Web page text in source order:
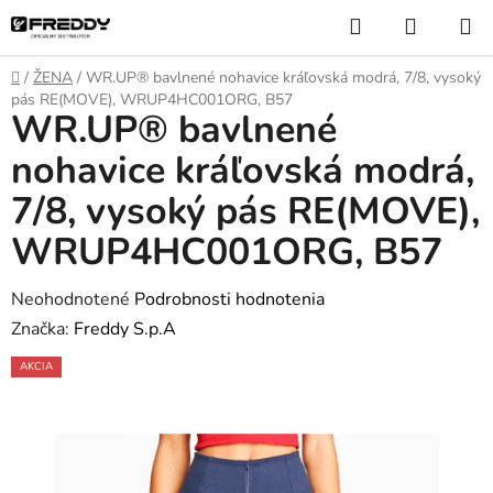
Prejsť
na
obsah
Hľadať
KOŠÍK
Domov
/ ŽENA / WR.UP® bavlnené nohavice kráľovská modrá, 7/8, vysoký
pás RE(MOVE), WRUP4HC001ORG, B57
WR.UP® bavlnené
nohavice kráľovská modrá,
7/8, vysoký pás RE(MOVE),
WRUP4HC001ORG, B57
Priemerné
hodnotenie
produktu
Neohodnotené Podrobnosti hodnotenia
Značka: Freddy S.p.A
AKCIA